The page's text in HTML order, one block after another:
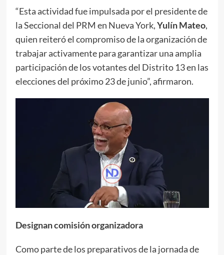
“Esta actividad fue impulsada por el presidente de
la Seccional del PRM en Nueva York,Yulín Mateo,
quien reiteró el compromiso de la organización de
trabajar activamente para garantizar una amplia
participación de los votantes del Distrito 13 en las
elecciones del próximo 23 de junio”, afirmaron.
Designan comisión organizadora
Como parte de los preparativos de la jornada de